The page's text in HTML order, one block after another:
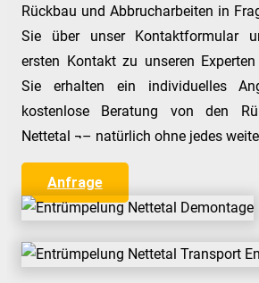
Rückbau und Abbrucharbeiten in
Sie über unser Kontaktformular
ersten Kontakt zu unseren
Sie erhalten ein individuelles
kostenlose Beratung von den
Nettetal ¬– natürlich ohne jedes
Anfrage